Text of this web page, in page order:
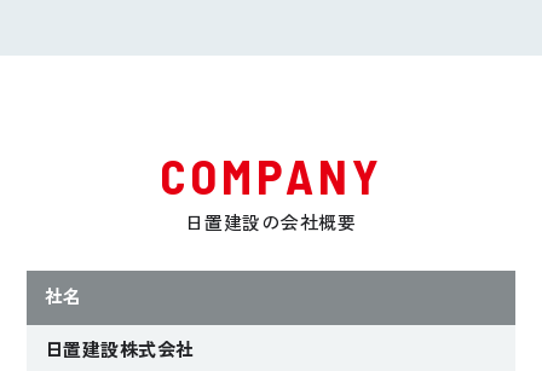
Kさんファミリー
Sさんファミリー
COMPANY
日置建設の会社概要
社名
日置建設株式会社